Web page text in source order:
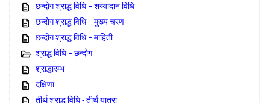
छन्दोग श्राद्ध विधि – शय्यादान विधि
छन्दोग श्राद्ध विधि – मुख्य चरण
छन्दोग श्राद्ध विधि – माहिती
श्राद्ध विधि – छन्दोग
श्राद्धारम्भ
दक्षिणा
तीर्थ श्राद्ध विधि - तीर्थ यात्रा